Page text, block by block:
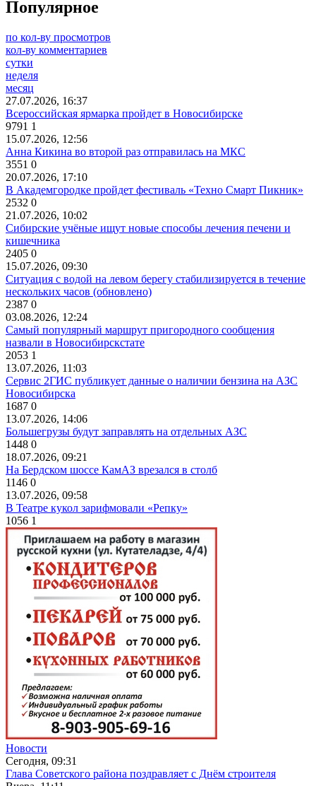
Популярное
по кол-ву просмотров
кол-ву комментариев
сутки
неделя
месяц
27.07.2026, 16:37
Всероссийская ярмарка пройдет в Новосибирске
9791 1
15.07.2026, 12:56
Анна Кикина во второй раз отправилась на МКС
3551 0
20.07.2026, 17:10
В Академгородке пройдет фестиваль «Техно Смарт Пикник»
2532 0
21.07.2026, 10:02
Сибирские учёные ищут новые способы лечения печени и
кишечника
2405 0
15.07.2026, 09:30
Ситуация с водой на левом берегу стабилизируется в течение
нескольких часов (обновлено)
2387 0
03.08.2026, 12:24
Самый популярный маршрут пригородного сообщения
назвали в Новосибирскстате
2053 1
13.07.2026, 11:03
Сервис 2ГИС публикует данные о наличии бензина на АЗС
Новосибирска
1687 0
13.07.2026, 14:06
Большегрузы будут заправлять на отдельных АЗС
1448 0
18.07.2026, 09:21
На Бердском шоссе КамАЗ врезался в столб
1146 0
13.07.2026, 09:58
В Театре кукол зарифмовали «Репку»
1056 1
Новости
Сегодня, 09:31
Глава Советского района поздравляет с Днём строителя